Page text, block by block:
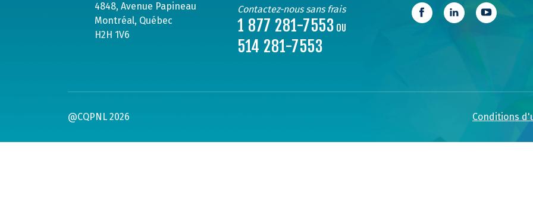
4848, Avenue Papineau
Montréal, Québec
H2H 1V6
Contactez-nous sans frais
1 877 281-7553 OU
514 281-7553
@CQPNL 2026 Conditions